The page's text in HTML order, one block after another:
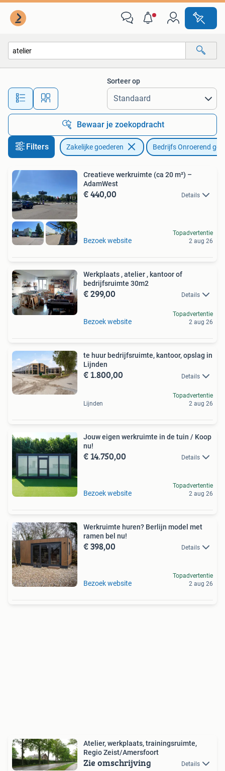
Alle afstanden…
Sorteer op
Bewaar je zoekopdracht
Filters Zakelijke goederen Bedrijfs Onroerend
Creatieve werkruimte (ca 20 m²) –
AdamWest
€ 440,00 Details
Bezoek website
Topadvertentie
2 aug 26
Werkplaats , atelier , kantoor of
bedrijfsruimte 30m2
€ 299,00 Details
Bezoek website
Topadvertentie
2 aug 26
te huur bedrijfsruimte, kantoor, opslag in
Lijnden
€ 1.800,00 Details
Lijnden
Topadvertentie
2 aug 26
Jouw eigen werkruimte in de tuin / Koop
nu!
€ 14.750,00 Details
Bezoek website
Topadvertentie
2 aug 26
Werkruimte huren? Berlijn model met
ramen bel nu!
€ 398,00 Details
Bezoek website
Topadvertentie
2 aug 26
Atelier, werkplaats, trainingsruimte,
Regio Zeist/Amersfoort
Zie omschrijving Details